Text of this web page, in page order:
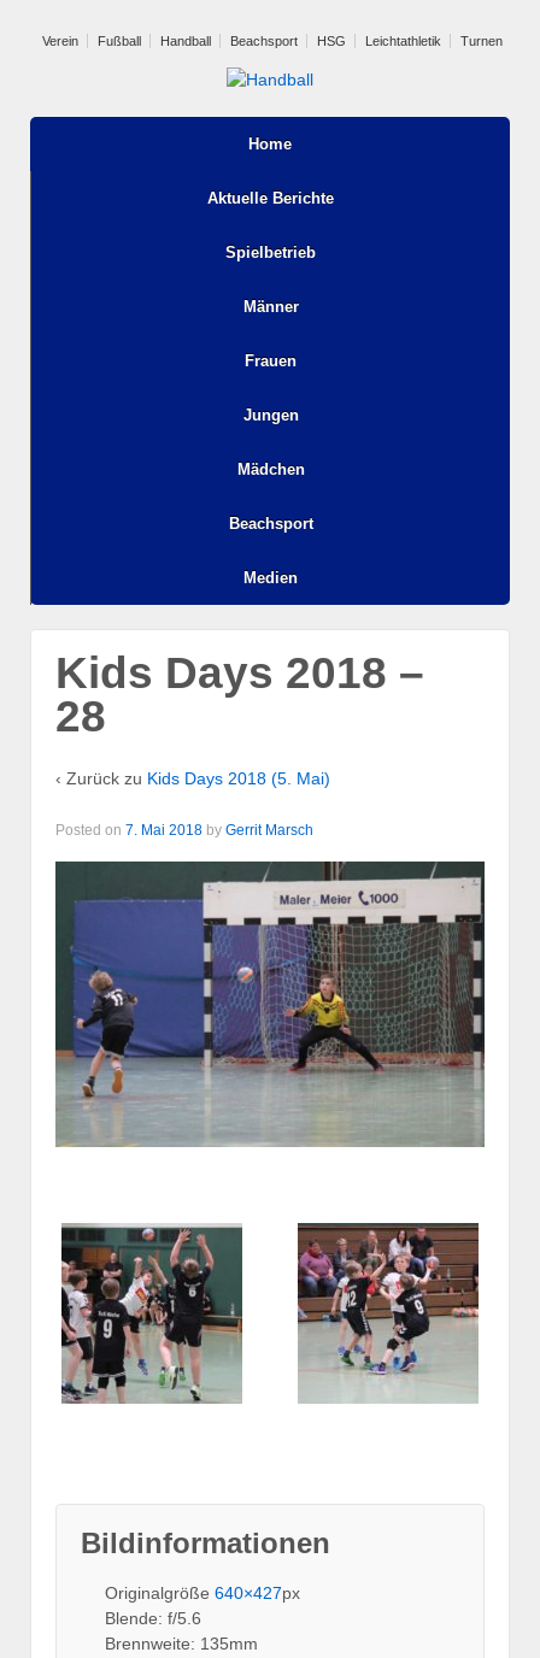
Verein Fußball Handball Beachsport HSG Leichtathletik Turnen
Home
Aktuelle Berichte
Spielbetrieb
Männer
Frauen
Jungen
Mädchen
Beachsport
Medien
Kids Days 2018 –
28
‹ Zurück zu Kids Days 2018 (5. Mai)
Posted on 7. Mai 2018 by Gerrit Marsch
Bildinformationen
Originalgröße 640×427px
Blende: f/5.6
Brennweite: 135mm